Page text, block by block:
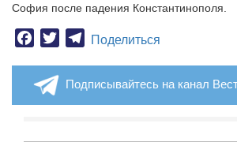
София после падения Константинополя.
Facebook
TwitterTelegram
Поделиться
Подписывайтесь на канал